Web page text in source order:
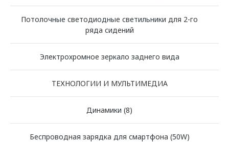
Потолочные светодиодные светильники для 2-го
ряда сидений
Электрохромное зеркало заднего вида
ТЕХНОЛОГИИ И МУЛЬТИМЕДИА
Динамики (8)
Беспроводная зарядка для смартфона (50W)